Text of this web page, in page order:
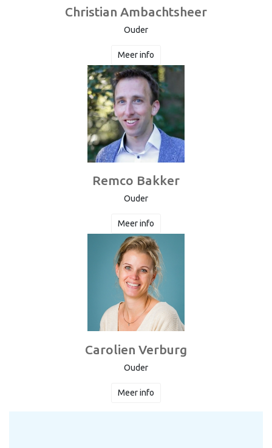
Christian Ambachtsheer
Ouder
Meer info
Remco Bakker
Ouder
Meer info
Carolien Verburg
Ouder
Meer info